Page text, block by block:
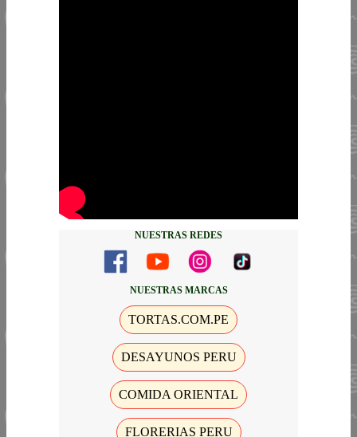
NUESTRAS REDES
NUESTRAS MARCAS
TORTAS.COM.PE
DESAYUNOS PERU
COMIDA ORIENTAL
FLORERIAS PERU